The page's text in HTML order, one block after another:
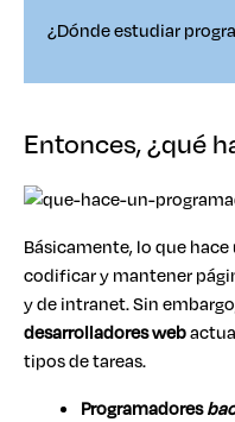
¿Dónde estudiar
Entonces, ¿qué
Básicamente, lo que
codificar y mantener
y de intranet. Sin
desarrolladores web
tipos de tareas.
Programadores